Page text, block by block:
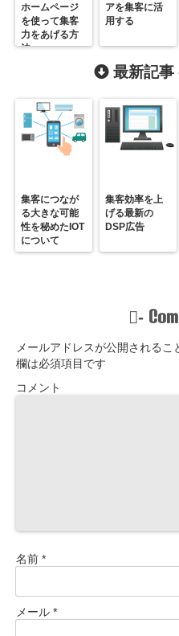
ホームページ
を使って集客
力をあげる方
法
アを集客に活
用する
最新記事
集客につなが
る大きな可能
性を秘めたIOT
について
集客効率を上
げる最新の
DSP広告
-
メールアドレスが公開されるこ
欄は必須項目です
コメント
名前 *
メール *